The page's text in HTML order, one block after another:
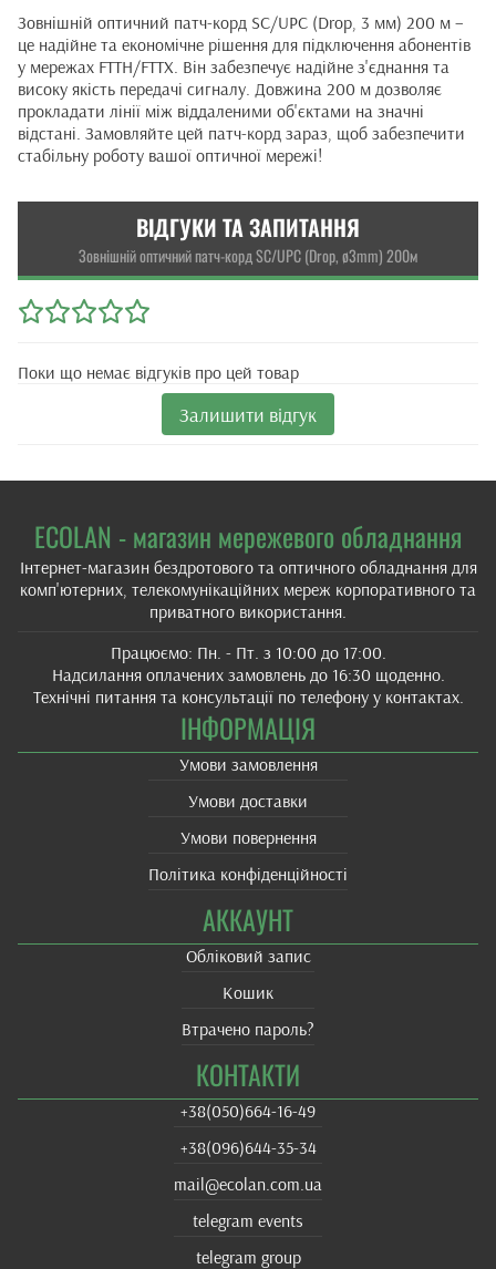
Зовнішній оптичний патч-корд SC/UPC (Drop, 3 мм) 200 м –
це надійне та економічне рішення для підключення абонентів
у мережах FTTH/FTTX. Він забезпечує надійне з'єднання та
високу якість передачі сигналу. Довжина 200 м дозволяє
прокладати лінії між віддаленими об'єктами на значні
відстані. Замовляйте цей патч-корд зараз, щоб забезпечити
стабільну роботу вашої оптичної мережі!
ВІДГУКИ ТА ЗАПИТАННЯ
Зовнішній оптичний патч-корд SC/UPC (Drop, ø3mm) 200м
Поки що немає відгуків про цей товар
Залишити відгук
ECOLAN - магазин мережевого обладнання
Інтернет-магазин бездротового та оптичного обладнання для
комп'ютерних, телекомунікаційних мереж корпоративного та
приватного використання.
Працюємо: Пн. - Пт. з 10:00 до 17:00.
Надсилання оплачених замовлень до 16:30 щоденно.
Технічні питання та консультації по телефону у контактах.
ІНФОРМАЦІЯ
Умови замовлення
Умови доставки
Умови повернення
Політика конфіденційності
АККАУНТ
Обліковий запис
Кошик
Втрачено пароль?
КОНТАКТИ
+38(‎050)664-16-49
+38‎(096)644-35-34
mail@ecolan.com.ua
telegram events
telegram group